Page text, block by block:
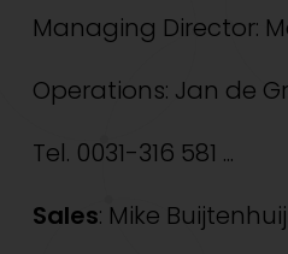
Managing Director:
Operations: Jan de
Tel. 0031-316 581 ...
Sales: Mike